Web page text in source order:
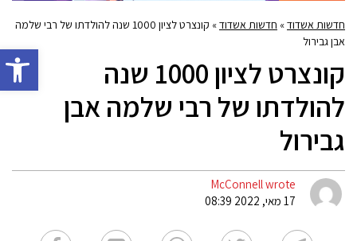
פתח
חדשות אשדוד» חדשות אשדוד»
קונצרט לציון 1000 שנה להולדתו של רבי שלמה
אבן גבירול
קונצרט לציון 1000 שנה
להולדתו של רבי שלמה אבן
גבירול
McConnell wrote
17 מאי, 2022 08:39